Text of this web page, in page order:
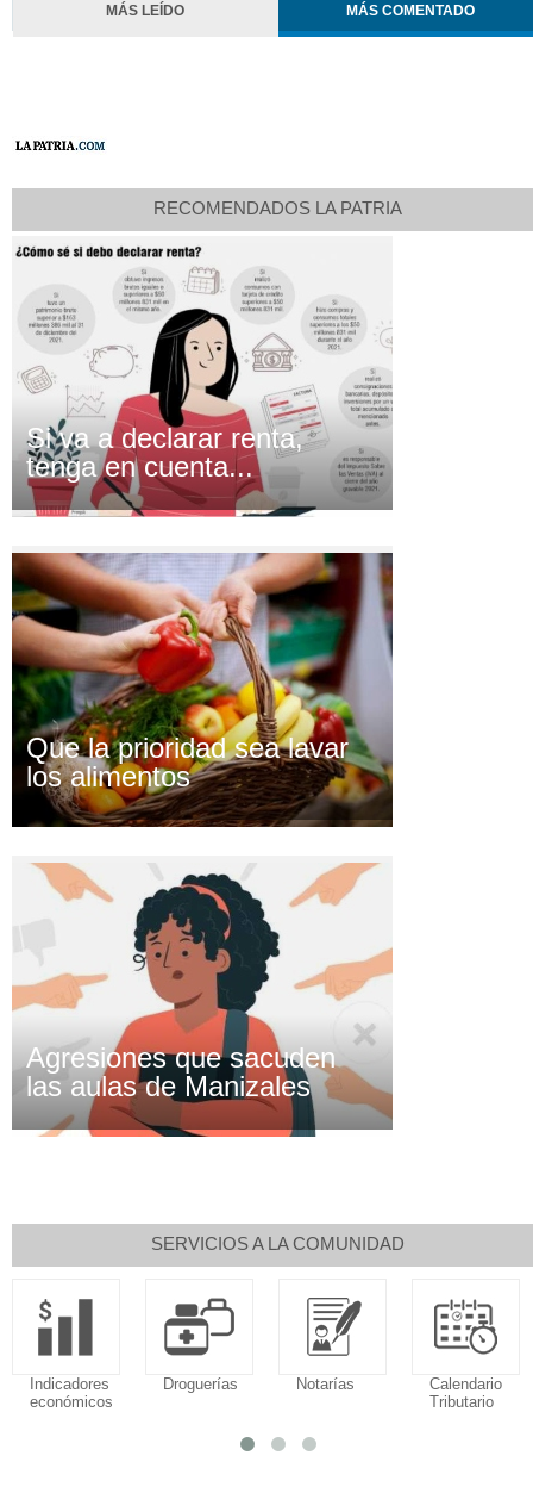
MÁS LEÍDO MÁS COMENTADO
RECOMENDADOS LA PATRIA
Si va a declarar renta,
tenga en cuenta...
Que la prioridad sea lavar
los alimentos
Agresiones que sacuden
las aulas de Manizales
SERVICIOS A LA COMUNIDAD
Indicadores
económicos
Droguerías Notarías
Calendario
Tributario